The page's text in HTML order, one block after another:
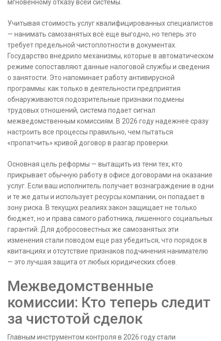
мгновенному отказу всей системы.
Учитывая стоимость услуг квалифицированных специалистов
— нанимать самозанятых всё еще выгодно, но теперь это
требует предельной чистоплотности в документах.
Государство внедрило механизмы, которые в автоматическом
режиме сопоставляют данные налоговой службы и сведения
о занятости. Это напоминает работу антивирусной
программы: как только в деятельности предприятия
обнаруживаются подозрительные признаки подмены
трудовых отношений, система подает сигнал
межведомственным комиссиям. В 2026 году надежнее сразу
настроить все процессы правильно, чем пытаться
«пропатчить» кривой договор в разгар проверки.
Основная цель реформы — вытащить из тени тех, кто
прикрывает обычную работу в офисе договорами на оказание
услуг. Если ваш исполнитель получает вознаграждение в одни
и те же даты и использует ресурсы компании, он попадает в
зону риска. В текущих реалиях закон защищает не только
бюджет, но и права самого работника, лишенного социальных
гарантий. Для добросовестных же самозанятых эти
изменения стали поводом еще раз убедиться, что порядок в
квитанциях и отсутствие признаков подчинения нанимателю
— это лучшая защита от любых юридических сбоев.
Межведомственные
комиссии: Кто теперь следит
за чистотой сделок
Главным инструментом контроля в 2026 году стали